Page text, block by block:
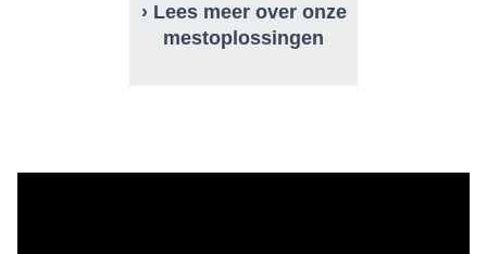
› Lees meer over onze
mestoplossingen